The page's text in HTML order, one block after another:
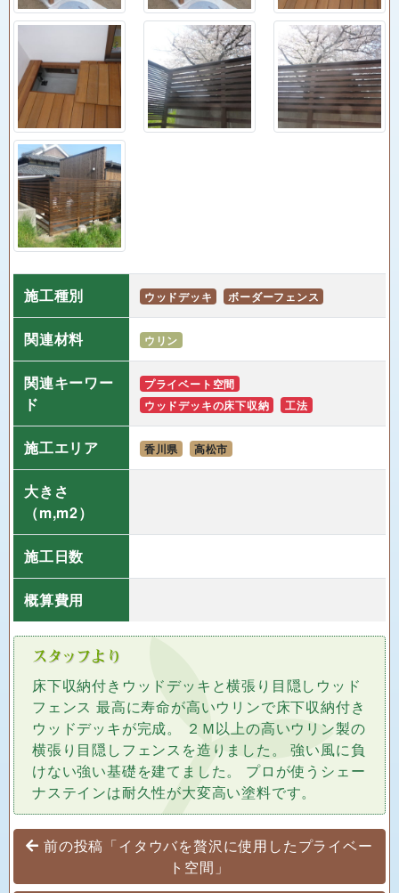
施工種別 ウッドデッキ ボーダーフェンス
関連材料 ウリン
関連キーワー
ド
プライベート空間
ウッドデッキの床下収納
工法
施工エリア 香川県 高松市
大きさ
（m,m2）
施工日数
概算費用
床下収納付きウッドデッキと横張り目隠しウッド
フェンス 最高に寿命が高いウリンで床下収納付き
ウッドデッキが完成。 ２Ｍ以上の高いウリン製の
横張り目隠しフェンスを造りました。 強い風に負
けない強い基礎を建てました。 プロが使うシェー
ナステインは耐久性が大変高い塗料です。
投稿ナビゲーション
前の投稿「イタウバを贅沢に使用したプライベー
ト空間」